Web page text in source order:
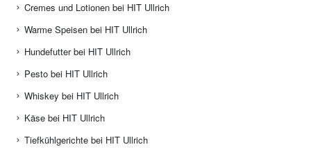
Cremes und Lotionen bei HIT Ullrich
Warme Speisen bei HIT Ullrich
Hundefutter bei HIT Ullrich
Pesto bei HIT Ullrich
Whiskey bei HIT Ullrich
Käse bei HIT Ullrich
Tiefkühlgerichte bei HIT Ullrich